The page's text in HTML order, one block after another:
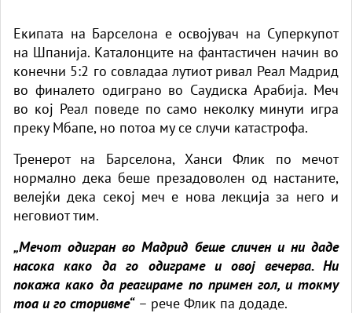
Екипата на Барселона е освојувач на Суперкупот
на Шпанија. Каталонците на фантастичен начин во
конечни 5:2 го совладаа лутиот ривал Реал Мадрид
во финалето одиграно во Саудиска Арабија. Меч
во кој Реал поведе по само неколку минути игра
преку Мбапе, но потоа му се случи катастрофа.
Тренерот на Барселона, Ханси Флик по мечот
нормално дека беше презадоволен од настаните,
велејќи дека секој меч е нова лекција за него и
неговиот тим.
„Мечот одигран во Мадрид беше сличен и ни даде
насока како да го одиграме и овој вечерва. Ни
покажа како да реагираме по примен гол, и токму
тоа и го сторивме“ – рече Флик па додаде.